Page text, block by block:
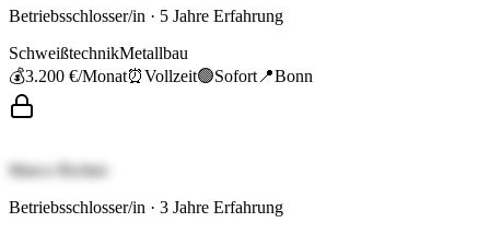
Betriebsschlosser/in · 5 Jahre Erfahrung
SchweißtechnikMetallbau
💰3.200 €/Monat⏰Vollzeit🟢Sofort 📍Bonn
Marco Richter
Betriebsschlosser/in · 3 Jahre Erfahrung